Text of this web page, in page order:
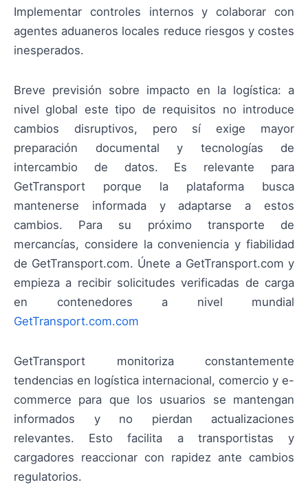
Implementar controles internos y colaborar con
agentes aduaneros locales reduce riesgos y costes
inesperados.
Breve previsión sobre impacto en la logística: a
nivel global este tipo de requisitos no introduce
cambios disruptivos, pero sí exige mayor
preparación documental y tecnologías de
intercambio de datos. Es relevante para
GetTransport porque la plataforma busca
mantenerse informada y adaptarse a estos
cambios. Para su próximo transporte de
mercancías, considere la conveniencia y fiabilidad
de GetTransport.com. Únete a GetTransport.com y
empieza a recibir solicitudes verificadas de carga
en contenedores a nivel mundial
GetTransport.com.com
GetTransport monitoriza constantemente
tendencias en logística internacional, comercio y e-
commerce para que los usuarios se mantengan
informados y no pierdan actualizaciones
relevantes. Esto facilita a transportistas y
cargadores reaccionar con rapidez ante cambios
regulatorios.